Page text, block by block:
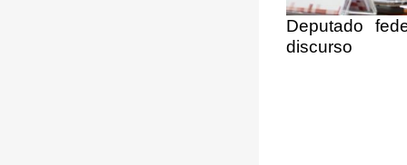
Deputado
discurso